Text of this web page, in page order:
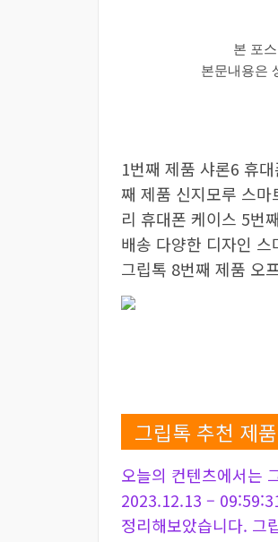
본 포
본문내용은
1번째 제품 샤론6 휴
째 제품 신지모루 스
리 휴대폰 케이스 5번
배송 다양한 디자인
그립톡 8번째 제품 오
그립톡 추천 제
오늘의 컨텐츠에서는
2023.12.13 –
정리해보았습니다. 그